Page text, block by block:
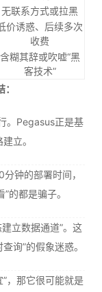
无联系方式或拉黑
价诱惑、后续多次
收费
含糊其辞或吹嘘“黑
客技术”
。Pegasus正是基
立。
钟的部署时间，
的都是骗子。
立数据通道”。这
询”的假象迷惑。
，那它很可能就是